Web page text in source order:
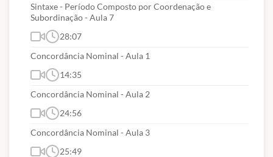
Sintaxe - Período Composto por Coordenação e
Subordinação - Aula 7
28:07
Concordância Nominal - Aula 1
14:35
Concordância Nominal - Aula 2
24:56
Concordância Nominal - Aula 3
25:49